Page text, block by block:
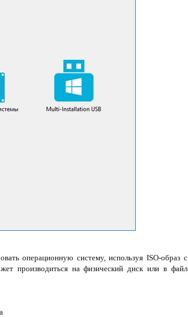
операционную систему, используя ISO-образ с
производиться на физический диск или в файл